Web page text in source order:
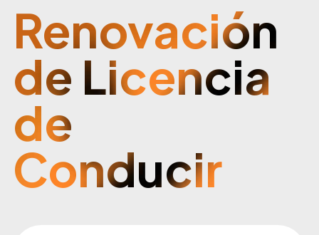
Renovación
de Licencia
de
Conducir